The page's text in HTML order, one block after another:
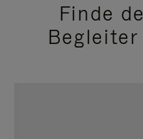
Finde
Begleiter